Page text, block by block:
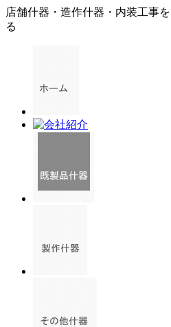
店舗什器・造作什器・内装工事
る